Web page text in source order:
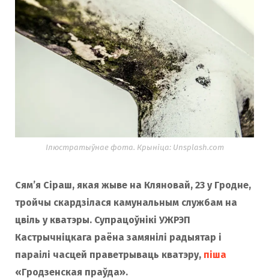
Ілюстратыўнае фота. Крыніца: Unsplash.com
Сям’я Сіраш, якая жыве на Кляновай, 23 у Гродне,
тройчы скардзілася камунальным службам на
цвіль у кватэры. Супрацоўнікі УЖРЭП
Кастрычніцкага раёна замянілі радыятар і
параілі часцей праветрываць кватэру, піша
«Гродзенская праўда».